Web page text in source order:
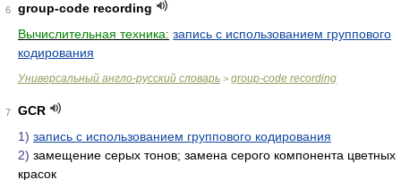
6
group-code recording
Вычислительная техника: запись с использованием группового
кодирования
Универсальный англо-русский словарь > group-code recording
7
GCR
1) запись с использованием группового кодирования
2) замещение серых тонов; замена серого компонента цветных
красок